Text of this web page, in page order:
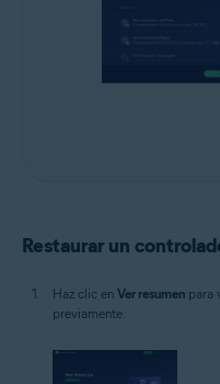
Restaurar un
Haz clic en Ver resumen para
previamente.